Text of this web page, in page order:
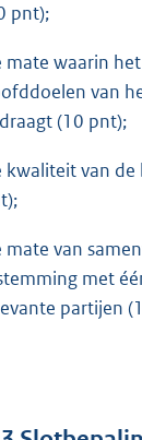
pnt);
mate waarin
van
(10 pnt);
kwaliteit van de
mate van
met
partijen